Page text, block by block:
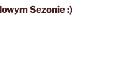
Sezonie :)